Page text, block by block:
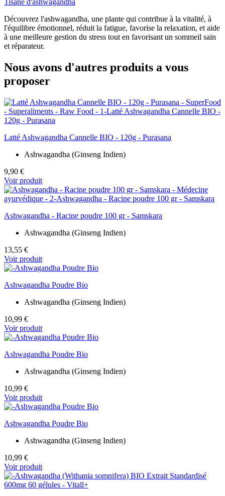
Tisane d'ashwagandha
Découvrez l'ashwagandha, une plante qui contribue à la vitalité, à
l'équilibre émotionnel, réduit la fatigue, favorise la relaxation, et aide
à une meilleure gestion du stress tout en favorisant un sommeil sain
et réparateur.
Nous avons d'autres produits a vous
proposer
Latté Ashwagandha Cannelle BIO - 120g - Purasana
Ashwagandha (Ginseng Indien)
9,90 €
Voir produit
Ashwagandha - Racine poudre 100 gr - Samskara
Ashwagandha (Ginseng Indien)
13,55 €
Voir produit
Ashwagandha Poudre Bio
Ashwagandha (Ginseng Indien)
10,99 €
Voir produit
Ashwagandha Poudre Bio
Ashwagandha (Ginseng Indien)
10,99 €
Voir produit
Ashwagandha Poudre Bio
Ashwagandha (Ginseng Indien)
10,99 €
Voir produit